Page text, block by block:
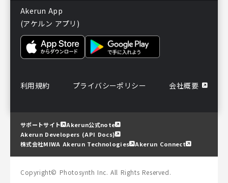
Akerun App
(アケルン アプリ)
利用規約 プライバシーポリシー 会社概要
サポートサイト
Akerun公式note
Akerun Developers (API Docs)
株式会社MIWA Akerun Technologies
Akerun Connect
Copyright© Photosynth Inc. All Rights Reserved.